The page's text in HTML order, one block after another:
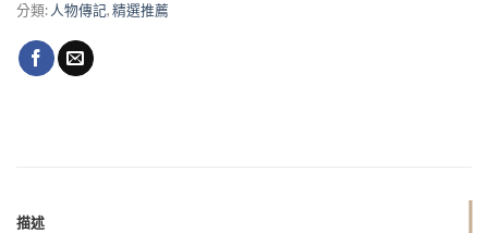
分類: 人物傳記,精選推薦
描述